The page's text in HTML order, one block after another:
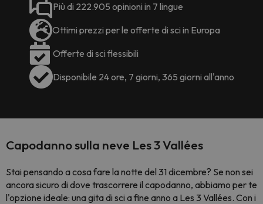
Più di 222.905 opinioni in 7 lingue
Ottimi prezzi per le offerte di sci in Europa
Offerte di sci flessibili
Disponibile 24 ore, 7 giorni, 365 giorni all'anno
Capodanno sulla neve Les 3 Vallées
Stai pensando a cosa fare la notte del 31 dicembre? Se non sei
ancora sicuro di dove trascorrere il capodanno, abbiamo per te
l'opzione ideale: una gita di sci a fine anno a Les 3 Vallées. Con i